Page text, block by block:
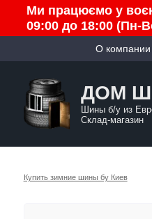
Ми працюємо у
09:00 до 18:00 (Пн-
О компании
ДОМ
Шины б/у из
Склад-магазин
Купить зимние шины бу Киев